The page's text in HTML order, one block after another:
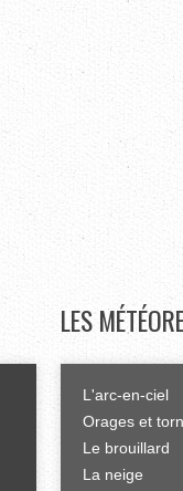
LES
L'arc-en-ciel
Orages et
Le brouillard
La neige